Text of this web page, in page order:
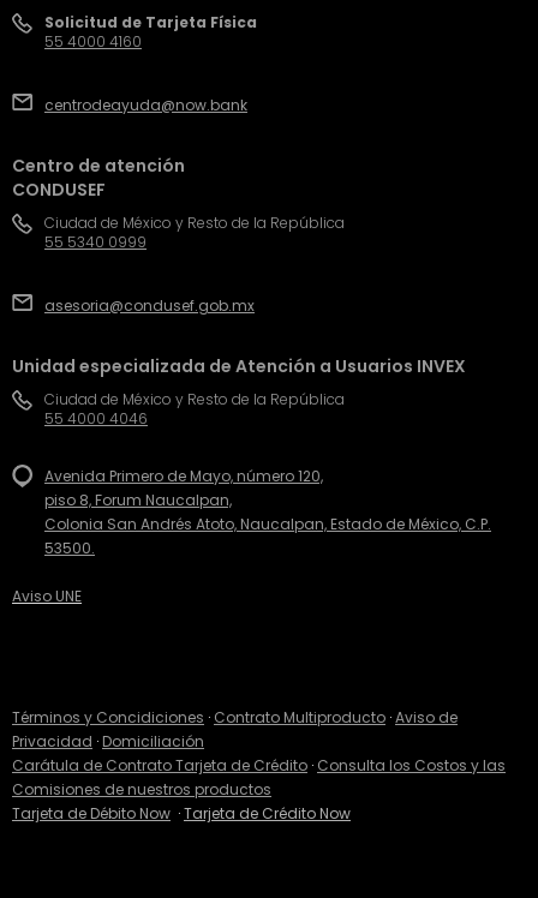
Solicitud de Tarjeta Física
55 4000 4160
centrodeayuda@now.bank
Centro de atención
CONDUSEF
Ciudad de México y Resto de la República
55 5340 0999
asesoria@condusef.gob.mx
Unidad especializada de Atención a Usuarios INVEX
Ciudad de México y Resto de la República
55 4000 4046
Avenida Primero de Mayo, número 120,
piso 8, Forum Naucalpan,
Colonia San Andrés Atoto, Naucalpan, Estado de México, C.P.
53500.
Aviso UNE
Términos y Concidiciones · Contrato Multiproducto ·Aviso de
Privacidad · Domiciliación
Carátula de Contrato Tarjeta de Crédito · Consulta los Costos y las
Comisiones de nuestros productos
Tarjeta de Débito Now ·Tarjeta de Crédito Now